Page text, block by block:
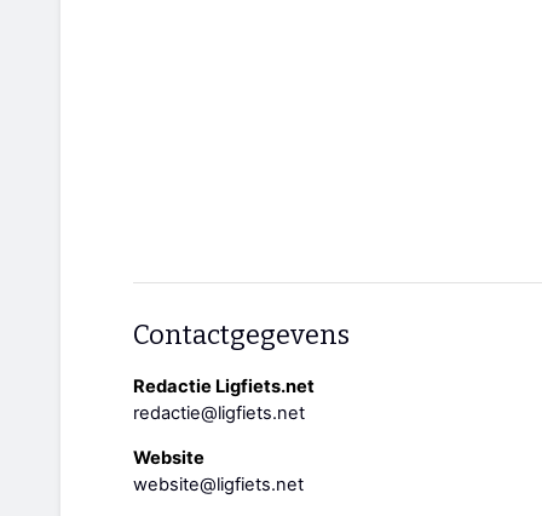
Contactgegevens
Redactie Ligfiets.net
redactie@ligfiets.net
Website
website@ligfiets.net